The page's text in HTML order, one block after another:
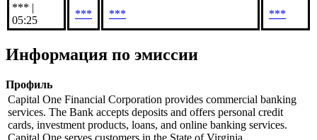
*** |
05:25
*** *** ***
Информация по эмиссии
Профиль
Capital One Financial Corporation provides commercial banking
services. The Bank accepts deposits and offers personal credit
cards, investment products, loans, and online banking services.